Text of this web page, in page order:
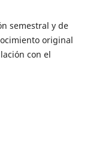
semestral y de
original
con el